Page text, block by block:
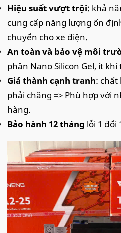
Hiệu suất vượt trội: khả
cung cấp năng lượng ổn
chuyển cho xe điện.
An toàn và bảo vệ môi
phân Nano Silicon Gel, ít khí
Giá thành cạnh tranh: chất
phải chăng => Phù hợp với
hàng.
Bảo hành 12 tháng lỗi 1 đổi